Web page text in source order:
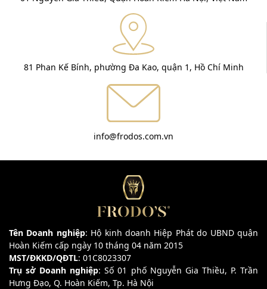
81 Phan Kế Bính, phường Đa Kao, quận 1, Hồ Chí Minh
info@frodos.com.vn
Tên Doanh nghiệp: Hộ kinh doanh Hiệp Phát do UBND quận
Hoàn Kiếm cấp ngày 10 tháng 04 năm 2015
MST/ĐKKD/QĐTL: 01C8023307
Trụ sở Doanh nghiệp: Số 01 phố Nguyễn Gia Thiều, P. Trần
Hưng Đạo, Q. Hoàn Kiếm, Tp. Hà Nội